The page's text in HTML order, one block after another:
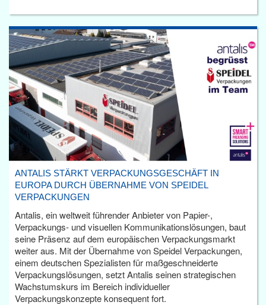
ANTALIS STÄRKT VERPACKUNGSGESCHÄFT IN
EUROPA DURCH ÜBERNAHME VON SPEIDEL
VERPACKUNGEN
Antalis, ein weltweit führender Anbieter von Papier-,
Verpackungs- und visuellen Kommunikationslösungen, baut
seine Präsenz auf dem europäischen Verpackungsmarkt
weiter aus. Mit der Übernahme von Speidel Verpackungen,
einem deutschen Spezialisten für maßgeschneiderte
Verpackungslösungen, setzt Antalis seinen strategischen
Wachstumskurs im Bereich individueller
Verpackungskonzepte konsequent fort.